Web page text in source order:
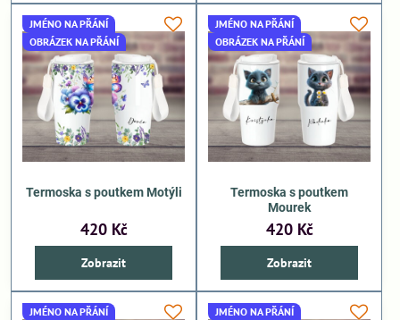
JMÉNO NA PŘÁNÍ
OBRÁZEK NA PŘÁNÍ
Termoska s poutkem Motýli
420 Kč
Zobrazit
JMÉNO NA PŘÁNÍ
OBRÁZEK NA PŘÁNÍ
Termoska s poutkem
Mourek
420 Kč
Zobrazit
JMÉNO NA PŘÁNÍ
JMÉNO NA PŘÁNÍ